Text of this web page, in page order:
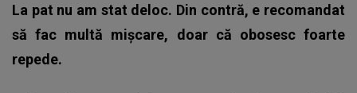
La pat nu am stat deloc. Din contră, e recomandat
să fac multă mișcare, doar că obosesc foarte
repede.